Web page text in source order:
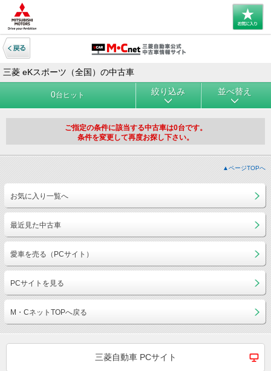
三菱 eKスポーツ（全国）の中古車
0台ヒット 絞り込み 並べ替え
ご指定の条件に該当する中古車は0台です。
条件を変更して再度お探し下さい。
▲ページTOPへ
お気に入り一覧へ
最近見た中古車
愛車を売る（PCサイト）
PCサイトを見る
M・CネットTOPへ戻る
三菱自動車 PCサイト